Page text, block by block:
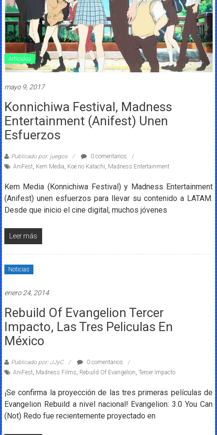
Articulos
mayo 9, 2017
Konnichiwa Festival, Madness
Entertainment (Anifest) Unen
Esfuerzos
Publicado por: juegos
0 comentarios
AniFest, Kem Media, Koe no Katachi, Madness Entertainment
Kem Media (Konnichiwa Festival) y Madness Entertainment
(Anifest) unen esfuerzos para llevar su contenido a LATAM.
Desde que inicio el cine digital, muchos jóvenes
Leer más
Noticias
enero 24, 2014
Rebuild Of Evangelion Tercer
Impacto, Las Tres Peliculas En
México
Publicado por: JJyC
0 comentarios
AniFest, Madness Films, Rebuild Of Evangelion, Tercer Impacto
¡Se confirma la proyección de las tres primeras películas de
Evangelion Rebuild a nivel nacional! Evangelion: 3.0 You Can
(Not) Redo fue recientemente proyectado en